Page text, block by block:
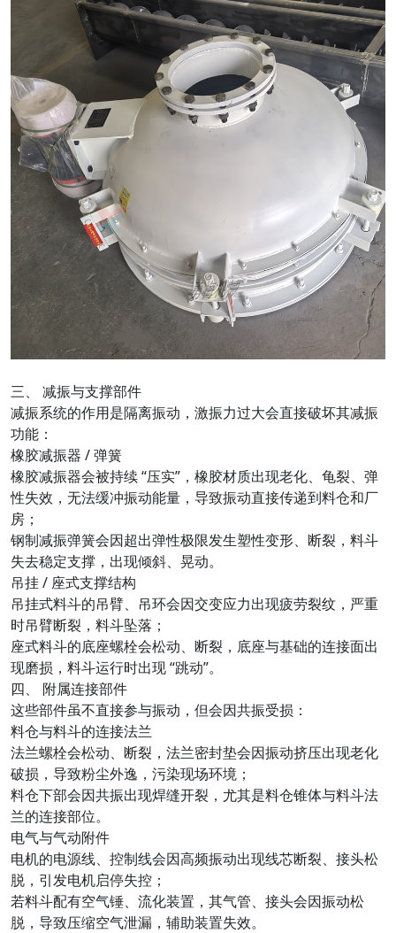
三、 减振与支撑部件
减振系统的作用是隔离振动，激振力过大会直接破坏其减振
功能：
橡胶减振器 / 弹簧
橡胶减振器会被持续 “压实”，橡胶材质出现老化、龟裂、弹
性失效，无法缓冲振动能量，导致振动直接传递到料仓和厂
房；
钢制减振弹簧会因超出弹性极限发生塑性变形、断裂，料斗
失去稳定支撑，出现倾斜、晃动。
吊挂 / 座式支撑结构
吊挂式料斗的吊臂、吊环会因交变应力出现疲劳裂纹，严重
时吊臂断裂，料斗坠落；
座式料斗的底座螺栓会松动、断裂，底座与基础的连接面出
现磨损，料斗运行时出现 “跳动”。
四、 附属连接部件
这些部件虽不直接参与振动，但会因共振受损：
料仓与料斗的连接法兰
法兰螺栓会松动、断裂，法兰密封垫会因振动挤压出现老化
破损，导致粉尘外逸，污染现场环境；
料仓下部会因共振出现焊缝开裂，尤其是料仓锥体与料斗法
兰的连接部位。
电气与气动附件
电机的电源线、控制线会因高频振动出现线芯断裂、接头松
脱，引发电机启停失控；
若料斗配有空气锤、流化装置，其气管、接头会因振动松
脱，导致压缩空气泄漏，辅助装置失效。